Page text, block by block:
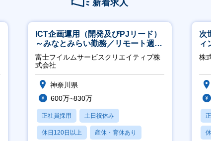
新着求人
ICT企画運用（開発及びPJリード）
～みなとみらい勤務／リモート週
2OK／業務改善～
富士フイルムサービスクリエイティブ株
式会社
神奈川県
600万~830万
正社員採用 土日祝休み
休日120日以上 産休・育休あり
次
ィ
株